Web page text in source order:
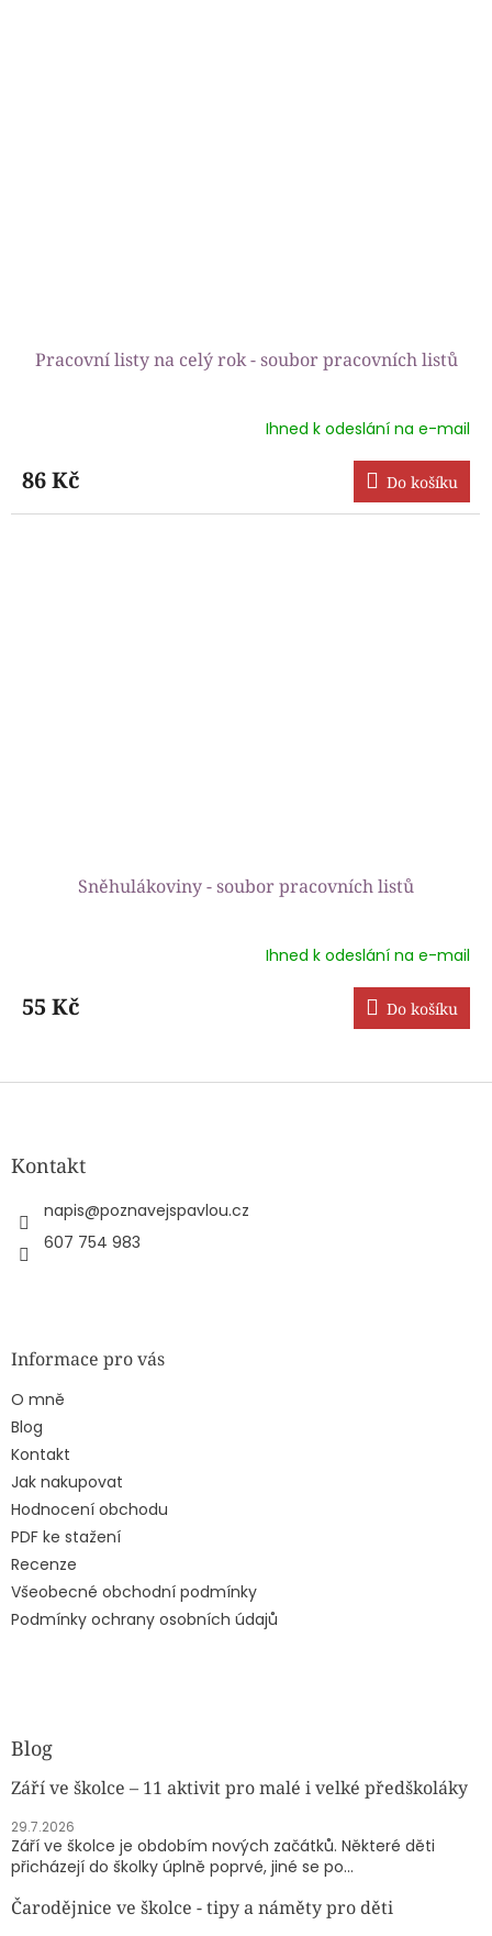
Pracovní listy na celý rok - soubor pracovních listů
produktu
je
5,0
Ihned k odeslání na e-mail
86 Kč Do košíku
Sněhulákoviny - soubor pracovních listů
produktu
je
5
Ihned k odeslání na e-mail
55 Kč Do košíku
Z
Kontakt
napis@poznavejspavlou.cz
607 754 983
Informace pro vás
O mně
Blog
Kontakt
Jak nakupovat
Hodnocení obchodu
PDF ke stažení
Recenze
Všeobecné obchodní podmínky
Podmínky ochrany osobních údajů
Blog
Září ve školce – 11 aktivit pro malé i velké předškoláky
29.7.2026
Září ve školce je obdobím nových začátků. Některé děti
přicházejí do školky úplně poprvé, jiné se po...
Čarodějnice ve školce - tipy a náměty pro děti